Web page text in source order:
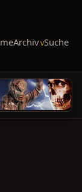
Archiv Suche